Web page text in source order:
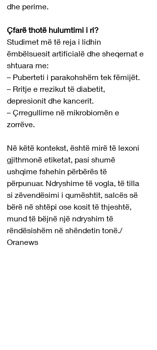
dhe perime.
Çfarë thotë hulumtimi i ri?
Studimet më të reja i lidhin
ëmbëlsuesit artificialë dhe sheqernat e
shtuara me:
– Puberteti i parakohshëm tek fëmijët.
– Rritje e rrezikut të diabetit,
depresionit dhe kancerit.
– Çrregullime në mikrobiomën e
zorrëve.
Në këtë kontekst, është mirë të lexoni
gjithmonë etiketat, pasi shumë
ushqime fshehin përbërës të
përpunuar. Ndryshime të vogla, të tilla
si zëvendësimi i qumështit, salcës së
bërë në shtëpi ose kosit të thjeshtë,
mund të bëjnë një ndryshim të
rëndësishëm në shëndetin tonë./
Oranews